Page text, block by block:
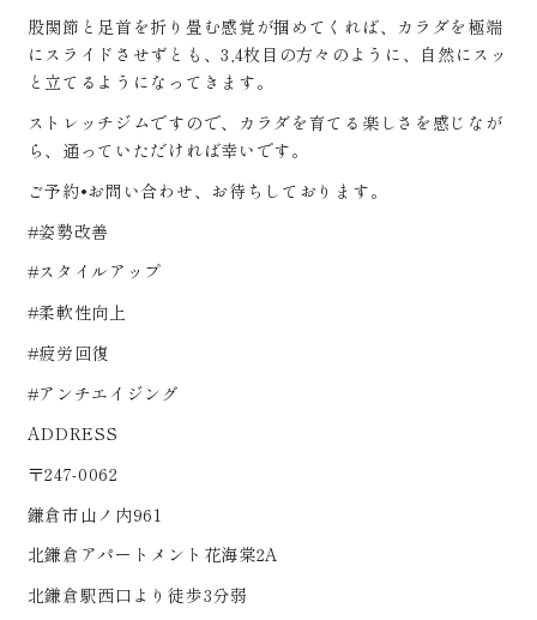
股関節と足首を折り畳む感覚が掴めてくれば、カラダを極端
にスライドさせずとも、3,4枚目の方々のように、自然にスッ
と立てるようになってきます。
ストレッチジムですので、カラダを育てる楽しさを感じなが
ら、通っていただければ幸いです。
ご予約•お問い合わせ、お待ちしております。
#姿勢改善
#スタイルアップ
#柔軟性向上
#疲労回復
#アンチエイジング
ADDRESS
〒247-0062
鎌倉市山ノ内961
北鎌倉アパートメント花海棠2A
北鎌倉駅西口より徒歩3分弱